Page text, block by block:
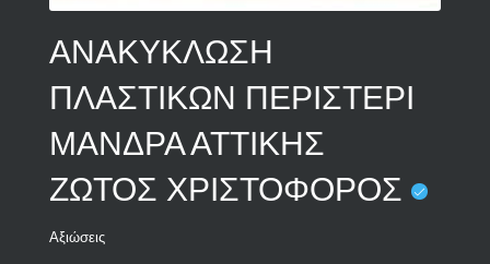
ΑΝΑΚΥΚΛΩΣΗ
ΠΛΑΣΤΙΚΩΝ ΠΕΡΙΣΤΕΡΙ
ΜΑΝΔΡΑ ΑΤΤΙΚΗΣ
ΖΩΤΟΣ ΧΡΙΣΤΟΦΟΡΟΣ
Αξιώσεις